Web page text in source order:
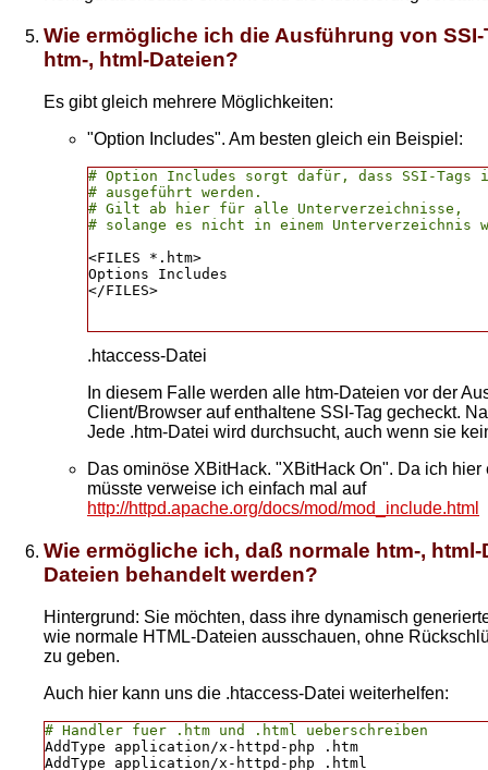
Wie ermögliche ich die Ausführung von
htm-, html-Dateien?
Es gibt gleich mehrere Möglichkeiten:
"Option Includes". Am besten gleich ein Beispiel:
# Option Includes sorgt dafür, dass SSI-Tags
# ausgeführt werden.
# Gilt ab hier für alle Unterverzeichnisse,
<FILES *.htm>
Options Includes
</FILES>
.htaccess-Datei
In diesem Falle werden alle htm-Dateien vor der
Client/Browser auf enthaltene SSI-Tag gecheckt.
Jede .htm-Datei wird durchsucht, auch wenn sie
Das ominöse XBitHack. "XBitHack On". Da ich
müsste verweise ich einfach mal auf
http://httpd.apache.org/docs/mod/mod_include.html
Wie ermögliche ich, daß normale htm-,
Dateien behandelt werden?
Hintergrund: Sie möchten, dass ihre dynamisch
wie normale HTML-Dateien ausschauen, ohne
zu geben.
Auch hier kann uns die .htaccess-Datei weiterhelfen:
# Handler fuer .htm und .html ueberschreiben
AddType application/x-httpd-php .htm